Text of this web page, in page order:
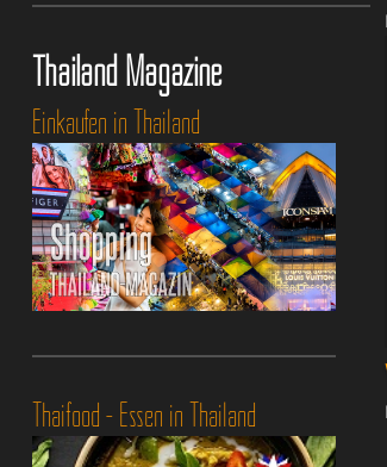
Thailand Magazine
Einkaufen in Thailand
Thaifood - Essen in Thailand